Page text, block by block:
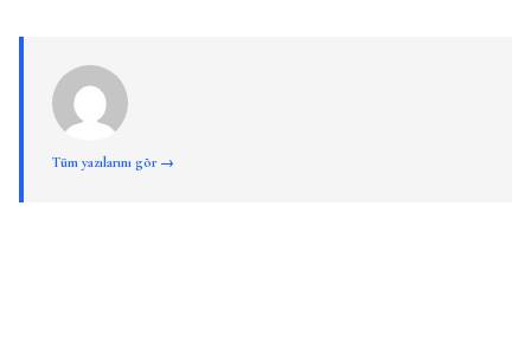
Tüm yazılarını gör →